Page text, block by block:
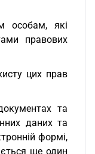
особам, які
правових
цих прав
та
даних та
формі,
ще один